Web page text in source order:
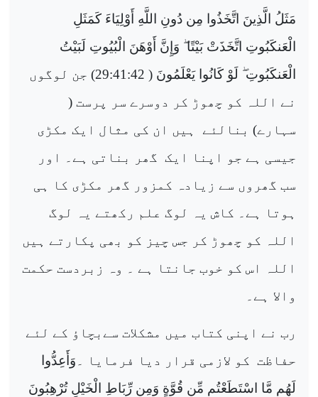
مَثَلُ الَّذِينَ اتَّخَذُوا مِن دُونِ اللَّهِ أَوْلِيَاءَ كَمَثَلِ
الْعَنكَبُوتِ اتَّخَذَتْ بَيْتًا وَإِنَّ أَوْهَنَ الْبُيُوتِ لَبَيْتُ
الْعَنكَبُوتِ لَوْ كَانُوا يَعْلَمُونَ
( 29:41:42) جن لوگوں
نے اللہ کو چھوڑ کر دوسرے سر پرست (
سہارے) بنالئے
ہیں ان کی مثال ایک مکڑی
جیسی ہے جو اپنا ایک گھر بناتی ہے۔ اور
سب گھروں سے زیادہ کمزور گھر مکڑی کا ہی
ہوتا ہے۔ کاش یہ لوگ علم رکھتے یہ لوگ
اللہ کو چھوڑ کر جس چیز کو بھی پکارتے ہیں
اللہ اس کو خوب جانتا ہے ۔ وہ زبردست حکمت
والا ہے۔
رب نے اپنی کتاب میں مشکلات سےبچاؤ کے لئے
حفاظت کو لازمی قرار دیا فرمایا ۔وَأَعِدُّوا
لَهُم مَّا اسْتَطَعْتُم مِّن قُوَّةٍ وَمِن رِّبَاطِ الْخَيْلِ تُرْهِبُونَ